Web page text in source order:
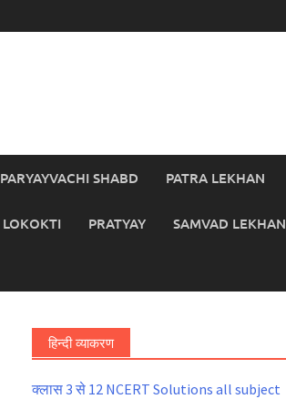
PARYAYVACHI SHABD PATRA LEKHAN
LOKOKTI PRATYAY SAMVAD LEKHAN
हिन्दी व्याकरण
क्लास 3 से 12 NCERT Solutions all subject